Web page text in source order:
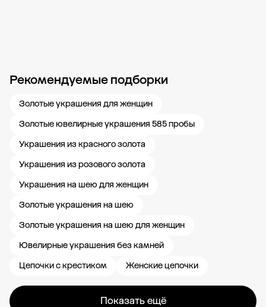
Рекомендуемые подборки
Золотые украшения для женщин
Золотые ювелирные украшения 585 пробы
Украшения из красного золота
Украшения из розового золота
Украшения на шею для женщин
Золотые украшения на шею
Золотые украшения на шею для женщин
Ювелирные украшения без камней
Цепочки с крестиком
Женские цепочки
Показать ещё
Новости компании Журнал ЗОЛОТОЙ Блог